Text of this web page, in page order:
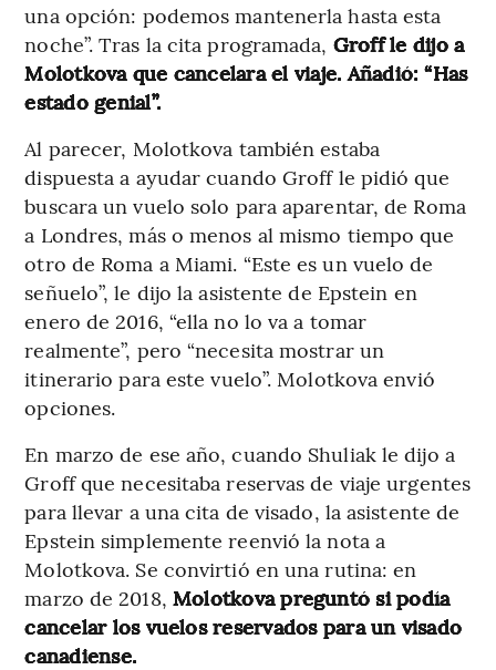
una opción: podemos mantenerla hasta esta
noche”. Tras la cita programada, Groff le dijo a
Molotkova que cancelara el viaje. Añadió: “Has
estado genial”.
Al parecer, Molotkova también estaba
dispuesta a ayudar cuando Groff le pidió que
buscara un vuelo solo para aparentar, de Roma
a Londres, más o menos al mismo tiempo que
otro de Roma a Miami. “Este es un vuelo de
señuelo”, le dijo la asistente de Epstein en
enero de 2016, “ella no lo va a tomar
realmente”, pero “necesita mostrar un
itinerario para este vuelo”. Molotkova envió
opciones.
En marzo de ese año, cuando Shuliak le dijo a
Groff que necesitaba reservas de viaje urgentes
para llevar a una cita de visado, la asistente de
Epstein simplemente reenvió la nota a
Molotkova. Se convirtió en una rutina: en
marzo de 2018, Molotkova preguntó si podía
cancelar los vuelos reservados para un visado
canadiense.